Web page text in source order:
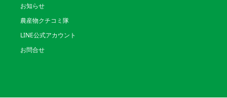
お知らせ
農産物クチコミ隊
LINE公式アカウント
お問合せ